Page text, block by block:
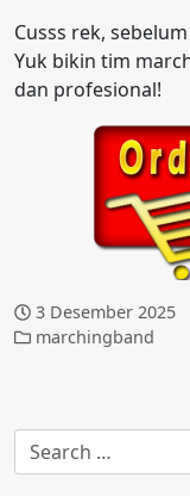
Cusss rek,
Yuk bikin tim
dan profesional!
3 Desember 2025
marchingband